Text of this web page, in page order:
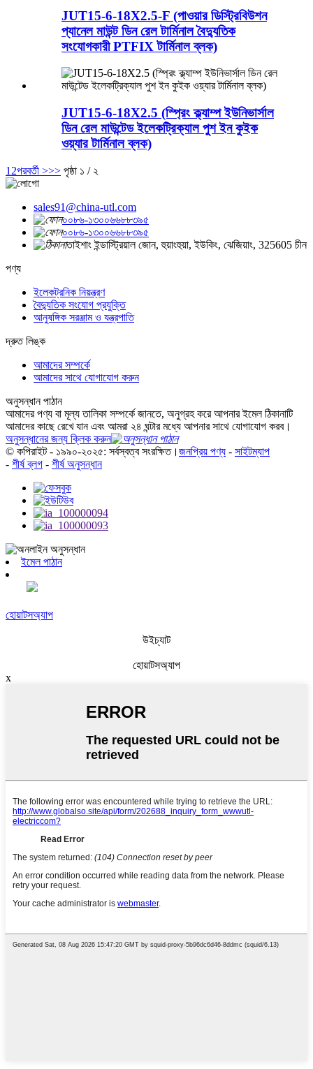
JUT15-6-18X2.5-F (পাওয়ার ডিস্ট্রিবিউশন
প্যানেল মাউন্ট ডিন রেল টার্মিনাল বৈদ্যুতিক
সংযোগকারী PTFIX টার্মিনাল ব্লক)
JUT15-6-18X2.5 (স্প্রিং ক্ল্যাম্প ইউনিভার্সাল
ডিন রেল মাউন্টেড ইলেকট্রিক্যাল পুশ ইন কুইক
ওয়্যার টার্মিনাল ব্লক)
1 2পরবর্তী >>> পৃষ্ঠা ১ / ২
sales91@china-utl.com
০০৮৬-১৩০০৬৬৮৮৩৯৫
০০৮৬-১৩০০৬৬৮৮৩৯৫
তাইশাং ইন্ডাস্ট্রিয়াল জোন, হুয়াংহুয়া, ইউকিং, ঝেজিয়াং, 325605 চীন
পণ্য
ইলেকট্রনিক নিয়ন্ত্রণ
বৈদ্যুতিক সংযোগ প্রযুক্তি
আনুষঙ্গিক সরঞ্জাম ও যন্ত্রপাতি
দ্রুত লিঙ্ক
আমাদের সম্পর্কে
আমাদের সাথে যোগাযোগ করুন
অনুসন্ধান পাঠান
আমাদের পণ্য বা মূল্য তালিকা সম্পর্কে জানতে, অনুগ্রহ করে আপনার ইমেল ঠিকানাটি
আমাদের কাছে রেখে যান এবং আমরা ২৪ ঘন্টার মধ্যে আপনার সাথে যোগাযোগ করব।
অনুসন্ধানের জন্য ক্লিক করুন
© কপিরাইট - ১৯৯০-২০২৫: সর্বস্বত্ব সংরক্ষিত। জনপ্রিয় পণ্য - সাইটম্যাপ
- শীর্ষ ব্লগ - শীর্ষ অনুসন্ধান
ইমেল পাঠান
হোয়াটসঅ্যাপ
উইচ্যাট
হোয়াটসঅ্যাপ
x